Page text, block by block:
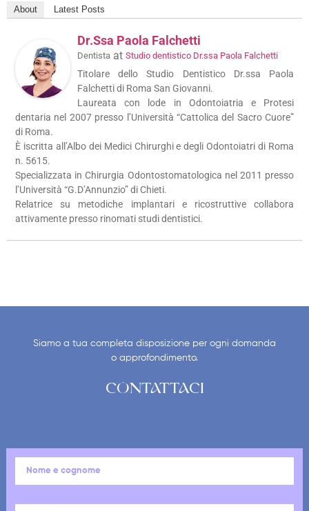
About Latest Posts
Dr.ssa Paola Falchetti
Dentista at Studio dentistico Dr.ssa Paola Falchetti
Titolare dello Studio Dentistico Dr.ssa Paola
Falchetti di Roma San Giovanni.
Laureata con lode in Odontoiatria e Protesi
dentaria nel 2007 presso l’Università “Cattolica del Sacro Cuore”
di Roma.
È iscritta all’Albo dei Medici Chirurghi e degli Odontoiatri di Roma
n. 5615.
Specializzata in Chirurgia Odontostomatologica nel 2011 presso
l’Università “G.D’Annunzio” di Chieti.
Relatrice su metodiche implantari e ricostruttive collabora
attivamente presso rinomati studi dentistici.
Siamo a tua completa disposizione per ogni domanda
o approfondimento.
CONTATTACI